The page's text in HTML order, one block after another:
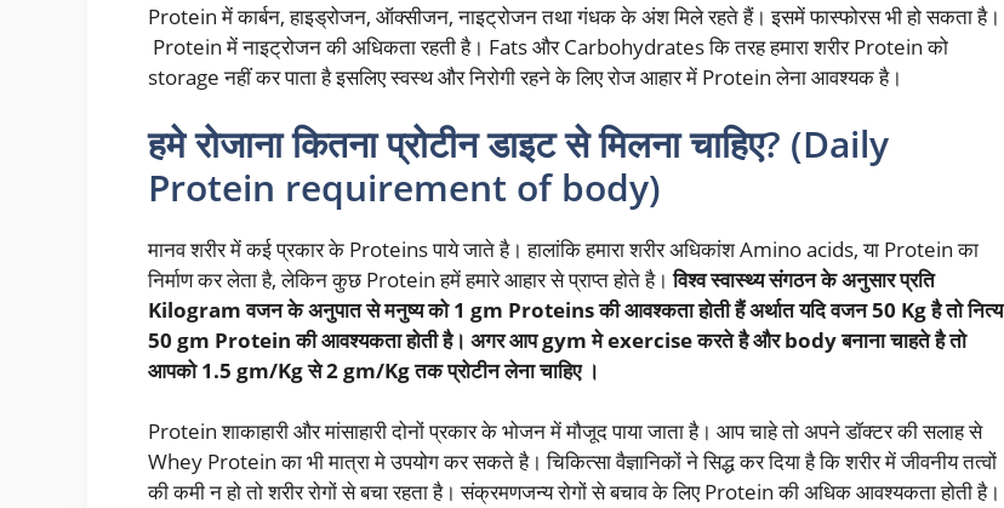
Protein में कार्बन, हाइड्रोजन, ऑक्सीजन, नाइट्रोजन तथा गंधक के अंश मिले रहते हैं। इसमें फास्फोरस भी हो सकता है।
Protein में नाइट्रोजन की अधिकता रहती है। Fats और Carbohydrates कि तरह हमारा शरीर Protein को
storage नहीं कर पाता है इसलिए स्वस्थ और निरोगी रहने के लिए रोज आहार में Protein लेना आवश्यक है।
हमे रोजाना कितना प्रोटीन डाइट से मिलना चाहिए? (Daily
Protein requirement of body)
मानव शरीर में कई प्रकार के Proteins पाये जाते है। हालांकि हमारा शरीर अधिकांश Amino acids, या Protein का
निर्माण कर लेता है, लेकिन कुछ Protein हमें हमारे आहार से प्राप्त होते है।विश्व स्वास्थ्य संगठन के अनुसार प्रति
Kilogram वजन के अनुपात से मनुष्य को 1 gm Proteins की आवश्कता होती हैं अर्थात यदि वजन 50 Kg है तो नित्य
50 gm Protein की आवश्यकता होती है। अगर आप gym मे exercise करते है और body बनाना चाहते है तो
आपको 1.5 gm/Kg से 2 gm/Kg तक प्रोटीन लेना चाहिए ।
Protein शाकाहारी और मांसाहारी दोनों प्रकार के भोजन में मौजूद पाया जाता है। आप चाहे तो अपने डॉक्टर की सलाह से
Whey Protein का भी मात्रा मे उपयोग कर सकते है। चिकित्सा वैज्ञानिकों ने सिद्ध कर दिया है कि शरीर में जीवनीय तत्वों
की कमी न हो तो शरीर रोगों से बचा रहता है। संक्रमणजन्य रोगों से बचाव के लिए Protein की अधिक आवश्यकता होती है।